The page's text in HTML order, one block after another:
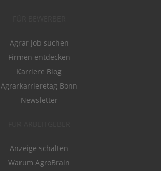
Agrar Job suchen
Firmen entdecken
Karriere Blog
Agrarkarrieretag Bonn
Newsletter
Anzeige schalten
Warum AgroBrain